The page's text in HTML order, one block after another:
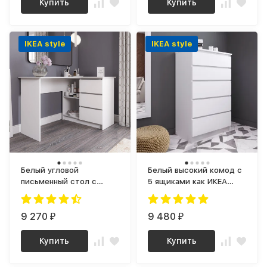
Купить Купить
IKEA style
Белый угловой
письменный стол с
тумбой и ящиками,
универсальный МС-16
(МП/3) МС мори
9 270₽
Купить
IKEA style
Белый высокий комод с
5 ящиками как ИКЕА
МАЛЬМ МК 700.5 (МП/3)
МС мори
9 480₽
Купить